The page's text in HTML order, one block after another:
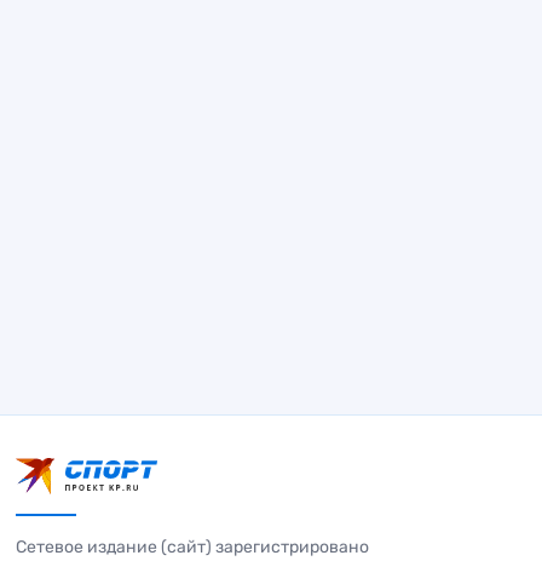
Сетевое издание (сайт) зарегистрировано